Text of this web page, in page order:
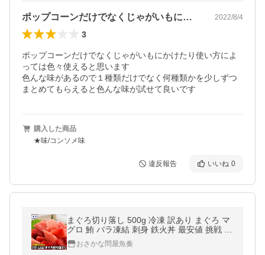
ポップコーンだけでなくじゃがいもにかけ… 2022/8/4
3
ポップコーンだけでなくじゃがいもにかけたり使い方によ
っては色々使えると思います
色んな味があるので１種類だけでなく何種類かを少しずつ
まとめてもらえると色んな味が試せて良いです
購入した商品
★味/コンソメ味
違反報告 いいね 0
まぐろ切り落し 500g 冷凍 訳あり まぐろ マ
グロ 鮪 バラ凍結 刺身 鉄火丼 最安値 挑戦 わ
けあり 母の日 父の日 敬老 中元 ギフト
おさかな問屋魚奏